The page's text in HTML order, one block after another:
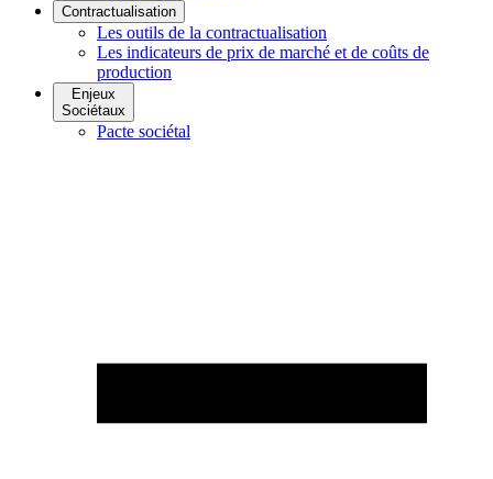
Contractualisation
Les outils de la contractualisation
Les indicateurs de prix de marché et de coûts de
production
Enjeux
Sociétaux
Pacte sociétal